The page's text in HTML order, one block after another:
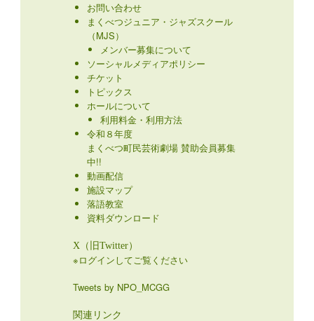
お問い合わせ
まくべつジュニア・ジャズスクール
（MJS）
メンバー募集について
ソーシャルメディアポリシー
チケット
トピックス
ホールについて
利用料金・利用方法
令和８年度
まくべつ町民芸術劇場 賛助会員募集
中!!
動画配信
施設マップ
落語教室
資料ダウンロード
X（旧Twitter）
※ログインしてご覧ください
Tweets by NPO_MCGG
関連リンク